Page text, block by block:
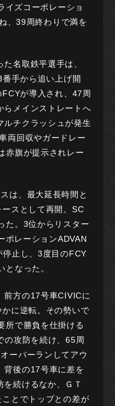
イズコーポレーショ
、39周終わりで満を
名取鉄平選手は、
手から追い上げ開
が導入され、47周
らメインストレートへ
ルチクラッシュが発生
両回収やガードレー
赤旗が提示されレー
は、最大延長時間と
スとして再開。SC
た。3位からリスター
ポレーションADVAN
止し、3度目のFCY
となった。
前方の17号車CIVICに
に逆転。その勢いで
所で勝負を仕掛ける
の攻防を続け、65周
ーバーランしてアウ
背後の17号車に差を
続けるなか、ＧＴ
とでトップとの差が